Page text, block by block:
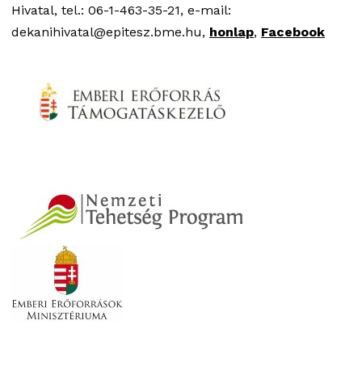
Hivatal, tel.: 06-1-463-35-21, e-mail:
dekanihivatal@epitesz.bme.hu, honlap, Facebook